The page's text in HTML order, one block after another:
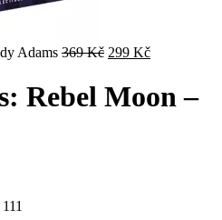
Adams 369Kč Původní
byla:
369 Kč.
299 KčAktuální
299 Kč.
Rebel Moon –